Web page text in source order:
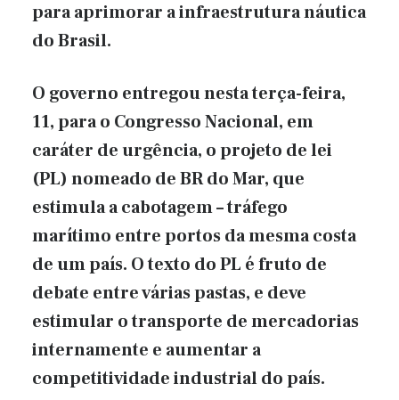
para aprimorar a infraestrutura náutica
do Brasil.
O governo entregou nesta terça-feira,
11, para o Congresso Nacional, em
caráter de urgência, o projeto de lei
(PL) nomeado de BR do Mar, que
estimula a cabotagem – tráfego
marítimo entre portos da mesma costa
de um país. O texto do PL é fruto de
debate entre várias pastas, e deve
estimular o transporte de mercadorias
internamente e aumentar a
competitividade industrial do país.